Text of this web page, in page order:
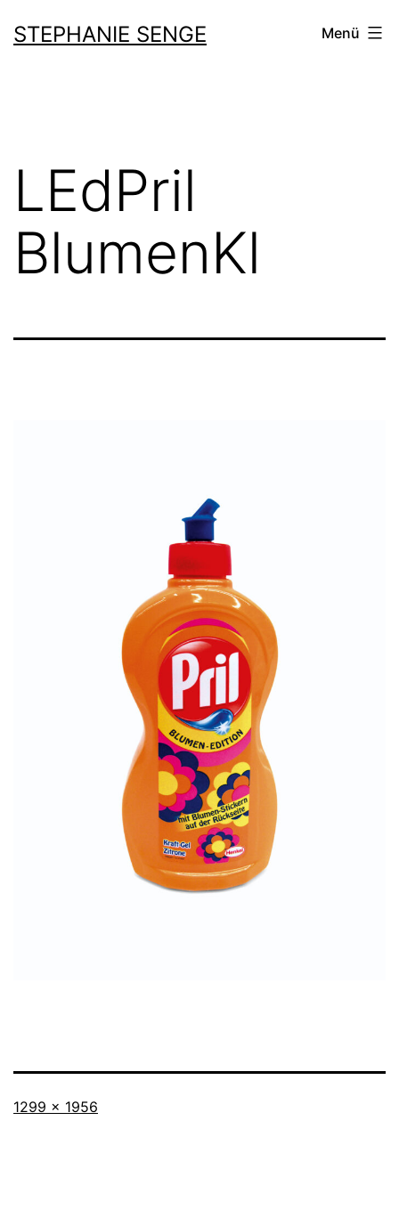
Inhalt
STEPHANIE SENGE Menü
LEdPril
BlumenKl
Vollständige
1299 × 1956